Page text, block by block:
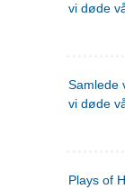
vi døde
Samlede
vi døde
Plays of